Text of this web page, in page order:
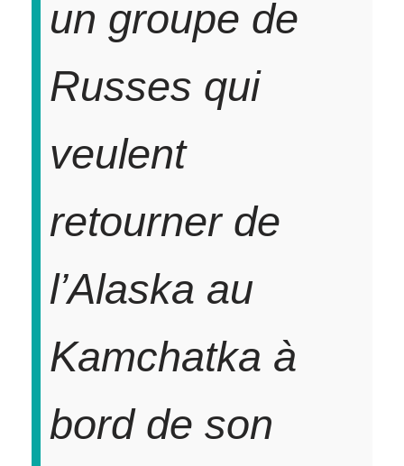
un groupe de
Russes qui
veulent
retourner de
l’Alaska au
Kamchatka à
bord de son